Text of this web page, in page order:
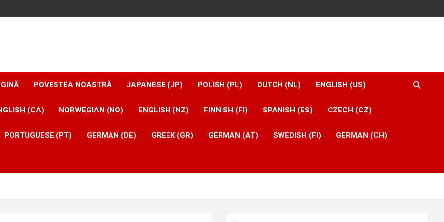
POVESTEA NOASTRĂ JAPANESE (JP) POLISH (PL) DUTCH (NL) ENGLISH (US)
(CA) NORWEGIAN (NO) ENGLISH (NZ) FINNISH (FI) SPANISH (ES) CZECH (CZ)
PORTUGUESE (PT) GERMAN (DE) GREEK (GR) GERMAN (AT) SWEDISH (FI) GERMAN (CH)